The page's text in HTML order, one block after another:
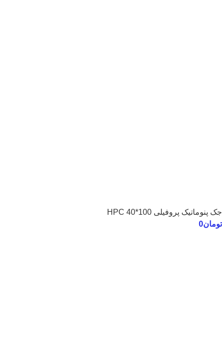
جک پنوماتیک پروفیلی 100*40 HPC
تومان0